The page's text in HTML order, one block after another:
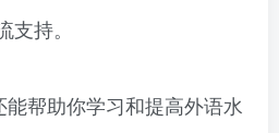
持。
帮助你学习和提高外语水